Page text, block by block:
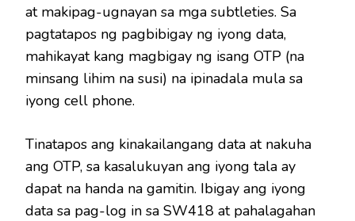
at makipag-ugnayan sa mga subtleties. Sa
pagtatapos ng pagbibigay ng iyong data,
mahikayat kang magbigay ng isang OTP (na
minsang lihim na susi) na ipinadala mula sa
iyong cell phone.
Tinatapos ang kinakailangang data at nakuha
ang OTP, sa kasalukuyan ang iyong tala ay
dapat na handa na gamitin. Ibigay ang iyong
data sa pag-log in sa SW418 at pahalagahan